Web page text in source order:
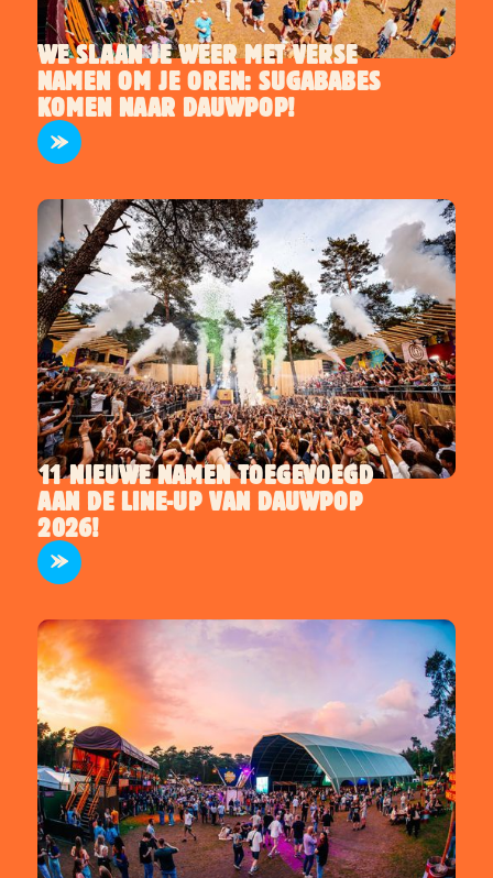
ARTIESTEN
WE SLAAN JE WEER MET VERSE
NAMEN OM JE OREN: SUGABABES
KOMEN NAAR DAUWPOP!
ARTIESTEN
11 NIEUWE NAMEN TOEGEVOEGD
AAN DE LINE-UP VAN DAUWPOP
2026!